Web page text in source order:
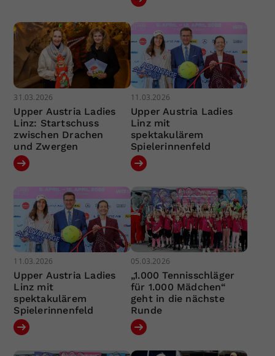
31.03.2026
Upper Austria Ladies
Linz: Startschuss
zwischen Drachen
und Zwergen
11.03.2026
Upper Austria Ladies
Linz mit
spektakulärem
Spielerinnenfeld
11.03.2026
Upper Austria Ladies
Linz mit
spektakulärem
Spielerinnenfeld
05.03.2026
„1.000 Tennisschläger
für 1.000 Mädchen“
geht in die nächste
Runde